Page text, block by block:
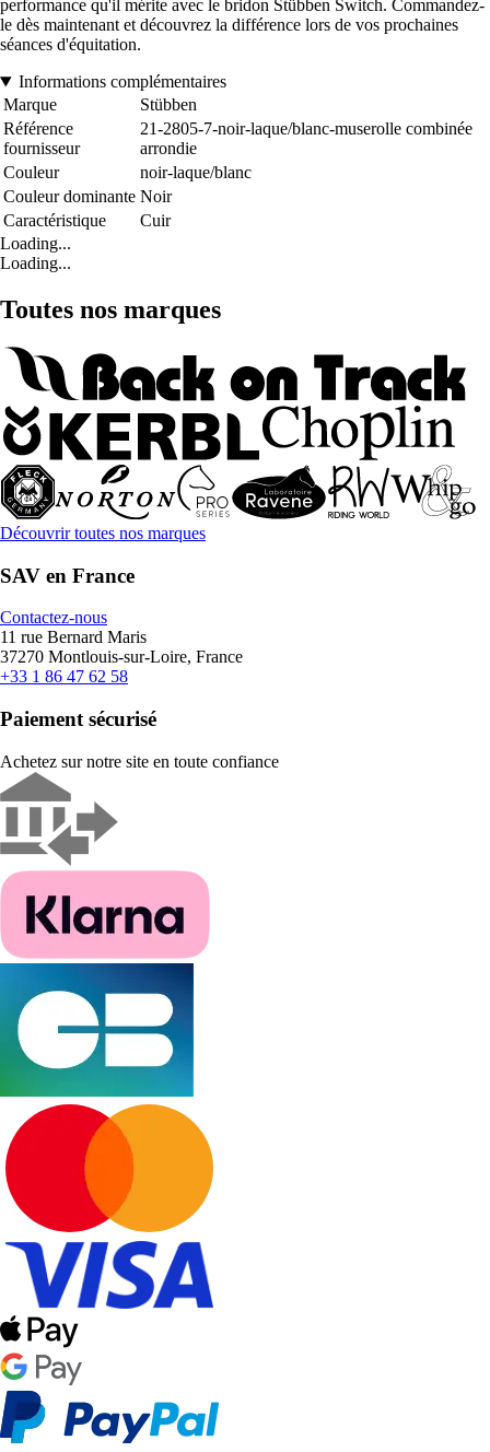
performance qu'il mérite avec le bridon Stübben Switch. Commandez-
le dès maintenant et découvrez la différence lors de vos prochaines
séances d'équitation.
Informations complémentaires
Marque
Stübben
Référence
fournisseur
21-2805-7-noir-laque/blanc-muserolle combinée
arrondie
Couleur
noir-laque/blanc
Couleur dominante Noir
Caractéristique
Cuir
Loading...
Loading...
Toutes nos marques
Découvrir toutes nos marques
SAV en France
Contactez-nous
11 rue Bernard Maris
37270 Montlouis-sur-Loire, France
+33 1 86 47 62 58
Paiement sécurisé
Achetez sur notre site en toute confiance